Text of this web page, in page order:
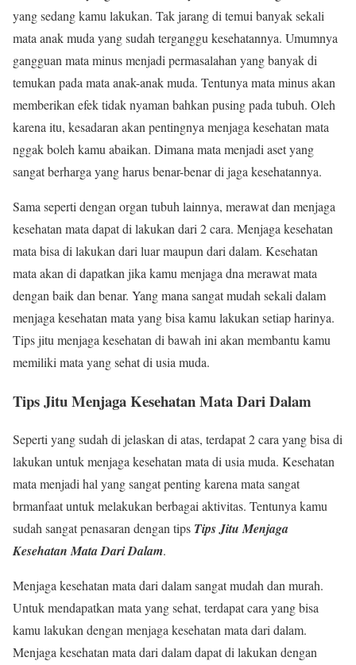
yang sedang kamu lakukan. Tak jarang di temui banyak sekali
mata anak muda yang sudah terganggu kesehatannya. Umumnya
gangguan mata minus menjadi permasalahan yang banyak di
temukan pada mata anak-anak muda. Tentunya mata minus akan
memberikan efek tidak nyaman bahkan pusing pada tubuh. Oleh
karena itu, kesadaran akan pentingnya menjaga kesehatan mata
nggak boleh kamu abaikan. Dimana mata menjadi aset yang
sangat berharga yang harus benar-benar di jaga kesehatannya.
Sama seperti dengan organ tubuh lainnya, merawat dan menjaga
kesehatan mata dapat di lakukan dari 2 cara. Menjaga kesehatan
mata bisa di lakukan dari luar maupun dari dalam. Kesehatan
mata akan di dapatkan jika kamu menjaga dna merawat mata
dengan baik dan benar. Yang mana sangat mudah sekali dalam
menjaga kesehatan mata yang bisa kamu lakukan setiap harinya.
Tips jitu menjaga kesehatan di bawah ini akan membantu kamu
memiliki mata yang sehat di usia muda.
Tips Jitu Menjaga Kesehatan Mata Dari Dalam
Seperti yang sudah di jelaskan di atas, terdapat 2 cara yang bisa di
lakukan untuk menjaga kesehatan mata di usia muda. Kesehatan
mata menjadi hal yang sangat penting karena mata sangat
brmanfaat untuk melakukan berbagai aktivitas. Tentunya kamu
sudah sangat penasaran dengan tips Tips Jitu Menjaga
Kesehatan Mata Dari Dalam.
Menjaga kesehatan mata dari dalam sangat mudah dan murah.
Untuk mendapatkan mata yang sehat, terdapat cara yang bisa
kamu lakukan dengan menjaga kesehatan mata dari dalam.
Menjaga kesehatan mata dari dalam dapat di lakukan dengan